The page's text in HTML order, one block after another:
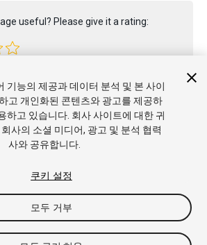
useful? Please give it a rating:
Publication 2017.2
개인정보처리방침 내 개인정보 판매 금
기능의 제공과 데이터 분석 및 본 사이
고 개인화된 콘텐츠와 광고를 제공하
하고 있습니다. 회사 사이트에 대한 귀
사의 소셜 미디어, 광고 및 분석 협력
사와 공유합니다.
쿠키 설정
모두 거부